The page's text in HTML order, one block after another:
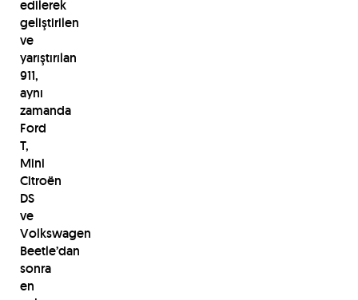
edilerek
geliştirilen
ve
yarıştırılan
911,
aynı
zamanda
Ford
T,
Mini
Citroën
DS
ve
Volkswagen
Beetle’dan
sonra
en